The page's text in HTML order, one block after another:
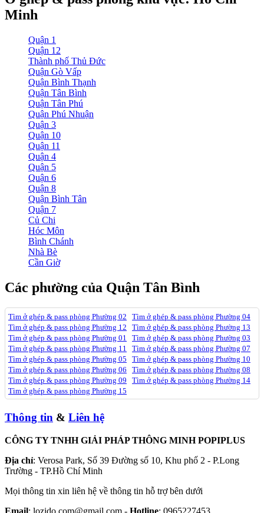
Minh
Quận 1
Quận 12
Thành phố Thủ Đức
Quận Gò Vấp
Quận Bình Thạnh
Quận Tân Bình
Quận Tân Phú
Quận Phú Nhuận
Quận 3
Quận 10
Quận 11
Quận 4
Quận 5
Quận 6
Quận 8
Quận Bình Tân
Quận 7
Củ Chi
Hóc Môn
Bình Chánh
Nhà Bè
Cần Giờ
Các phường của Quận Tân Bình
Tìm ở ghép & pass phòng Phường 02
Tìm ở ghép & pass phòng Phường 04
Tìm ở ghép & pass phòng Phường 12
Tìm ở ghép & pass phòng Phường 13
Tìm ở ghép & pass phòng Phường 01
Tìm ở ghép & pass phòng Phường 03
Tìm ở ghép & pass phòng Phường 11
Tìm ở ghép & pass phòng Phường 07
Tìm ở ghép & pass phòng Phường 05
Tìm ở ghép & pass phòng Phường 10
Tìm ở ghép & pass phòng Phường 06
Tìm ở ghép & pass phòng Phường 08
Tìm ở ghép & pass phòng Phường 09
Tìm ở ghép & pass phòng Phường 14
Tìm ở ghép & pass phòng Phường 15
Thông tin & Liên hệ
CÔNG TY TNHH GIẢI PHÁP THÔNG MINH POPIPLUS
Địa chỉ: Verosa Park, Số 39 Đường số 10, Khu phố 2 - P.Long
Trường - TP.Hồ Chí Minh
Mọi thông tin xin liên hệ về thông tin hỗ trợ bên dưới
Email: lozido.com@gmail.com - Hotline: 0965227453